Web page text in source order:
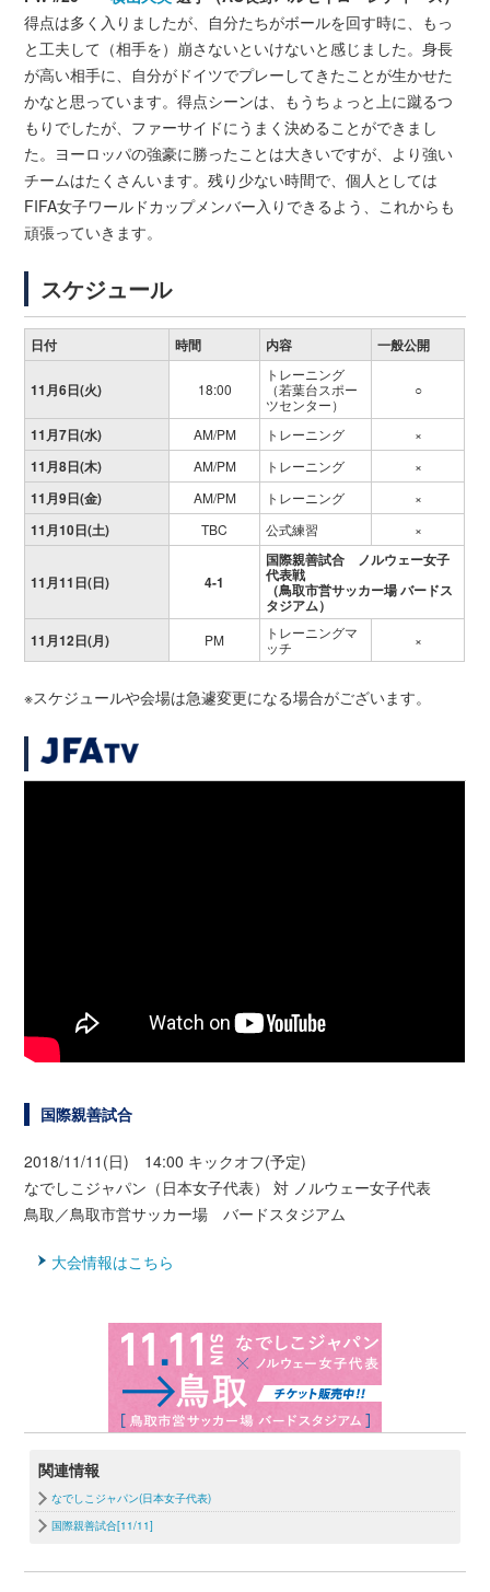
得点は多く入りましたが、自分たちがボールを回す時に、もっ
と工夫して（相手を）崩さないといけないと感じました。身長
が高い相手に、自分がドイツでプレーしてきたことが生かせた
かなと思っています。得点シーンは、もうちょっと上に蹴るつ
もりでしたが、ファーサイドにうまく決めることができまし
た。ヨーロッパの強豪に勝ったことは大きいですが、より強い
チームはたくさんいます。残り少ない時間で、個人としては
FIFA女子ワールドカップメンバー入りできるよう、これからも
頑張っていきます。
スケジュール
日付 時間 内容 一般公開
11月6日(火) 18:00
トレーニング
（若葉台スポー
ツセンター）
○
11月7日(水) AM/PM トレーニング ×
11月8日(木) AM/PM トレーニング ×
11月9日(金) AM/PM トレーニング ×
11月10日(土) TBC 公式練習 ×
11月11日(日) 4-1
国際親善試合 ノルウェー女子
代表戦
（鳥取市営サッカー場 バードス
タジアム）
11月12日(月)
PM
トレーニングマ
ッチ
×
※スケジュールや会場は急遽変更になる場合がございます。
国際親善試合
2018/11/11(日) 14:00 キックオフ(予定)
なでしこジャパン（日本女子代表） 対 ノルウェー女子代表
鳥取／鳥取市営サッカー場 バードスタジアム
大会情報はこちら
関連情報
なでしこジャパン(日本女子代表)
国際親善試合[11/11]